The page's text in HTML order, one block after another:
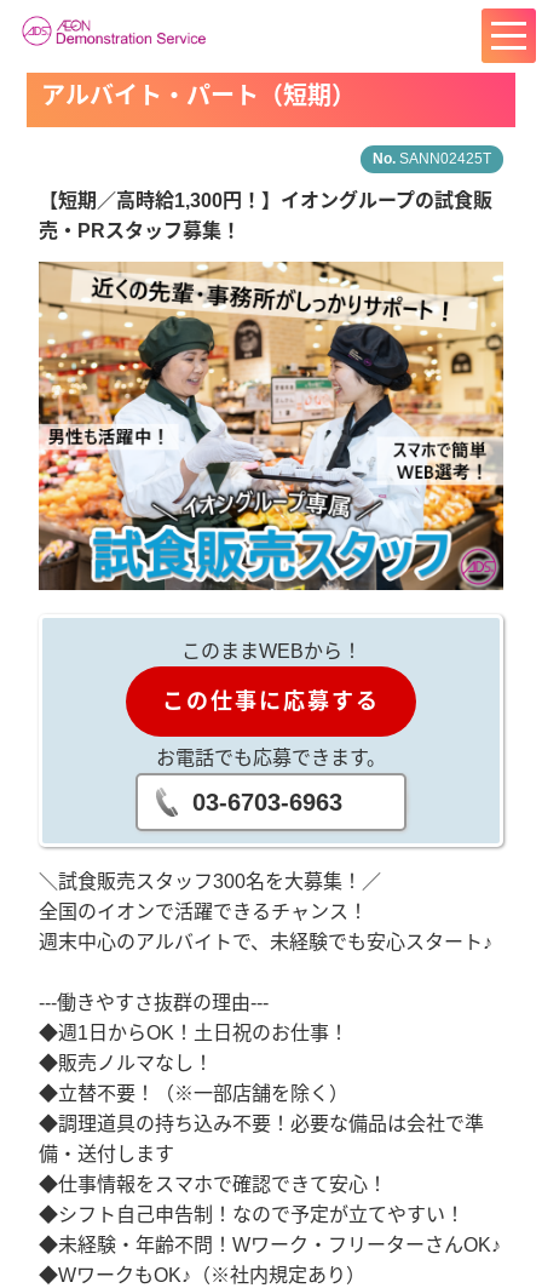
アルバイト・パート（短期）
SANN02425T
【短期／高時給1,300円！】イオングループの試食販
売・PRスタッフ募集！
このままWEBから！
この仕事に応募する
お電話でも応募できます。
03-6703-6963
＼試食販売スタッフ300名を大募集！／
全国のイオンで活躍できるチャンス！
週末中心のアルバイトで、未経験でも安心スタート♪
---働きやすさ抜群の理由---
◆週1日からOK！土日祝のお仕事！
◆販売ノルマなし！
◆立替不要！（※一部店舗を除く）
◆調理道具の持ち込み不要！必要な備品は会社で準
備・送付します
◆仕事情報をスマホで確認できて安心！
◆シフト自己申告制！なので予定が立てやすい！
◆未経験・年齢不問！Wワーク・フリーターさんOK♪
◆WワークもOK♪（※社内規定あり）